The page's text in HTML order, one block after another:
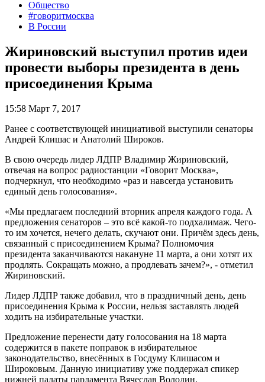
Общество
#говоритмосква
В России
Жириновский выступил против идеи
провести выборы президента в день
присоединения Крыма
15:58 Март 7, 2017
Ранее с соответствующей инициативой выступили сенаторы
Андрей Клишас и Анатолий Широков.
В свою очередь лидер ЛДПР Владимир Жириновский,
отвечая на вопрос радиостанции «Говорит Москва»,
подчеркнул, что необходимо «раз и навсегда установить
единый день голосования».
«Мы предлагаем последний вторник апреля каждого года. А
предложения сенаторов – это всё какой-то подхалимаж. Чего-
то им хочется, нечего делать, скучают они. Причём здесь день,
связанный с присоединением Крыма? Полномочия
президента заканчиваются накануне 11 марта, а они хотят их
продлять. Сокращать можно, а продлевать зачем?», - отметил
Жириновский.
Лидер ЛДПР также добавил, что в праздничный день, день
присоединения Крыма к России, нельзя заставлять людей
ходить на избирательные участки.
Предложение перенести дату голосования на 18 марта
содержится в пакете поправок в избирательное
законодательство, внесённых в Госдуму Клишасом и
Широковым. Данную инициативу уже поддержал спикер
нижней палаты парламента Вячеслав Володин.